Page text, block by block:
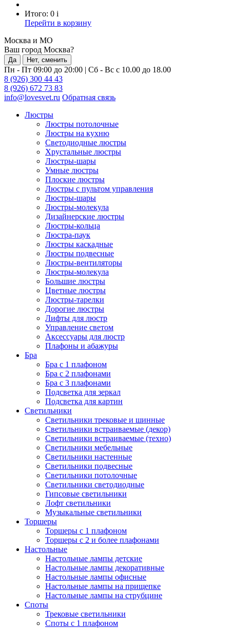
Итого: 0 i
Перейти в корзину
Москва и МО
Ваш город Москва?
Да Нет, сменить
Пн - Пт 09:00 до 20:00 | Сб - Вс с 10.00 до 18.00
8 (926) 300 44 43
8 (926) 672 73 83
info@lovesvet.ru Обратная связь
Люстры
Люстры потолочные
Люстры на кухню
Светодиодные люстры
Хрустальные люстры
Люстры-шары
Умные люстры
Плоские люстры
Люстры с пультом управления
Люстры-шары
Люстры-молекула
Дизайнерские люстры
Люстры-кольца
Люстра-паук
Люстры каскадные
Люстры подвесные
Люстры-вентиляторы
Люстры-молекула
Большие люстры
Цветные люстры
Люстры-тарелки
Дорогие люстры
Лифты для люстр
Управление светом
Аксессуары для люстр
Плафоны и абажуры
Бра
Бра с 1 плафоном
Бра с 2 плафонами
Бра с 3 плафонами
Подсветка для зеркал
Подсветка для картин
Светильники
Светильники трековые и шинные
Светильники встраиваемые (декор)
Светильники встраиваемые (техно)
Светильники мебельные
Светильники настенные
Светильники подвесные
Светильники потолочные
Светильники светодиодные
Гипсовые светильники
Лофт светильники
Музыкальные светильники
Торшеры
Торшеры с 1 плафоном
Торшеры с 2 и более плафонами
Настольные
Настольные лампы детские
Настольные лампы декоративные
Настольные лампы офисные
Настольные лампы на прищепке
Настольные лампы на струбцине
Споты
Трековые светильники
Споты с 1 плафоном